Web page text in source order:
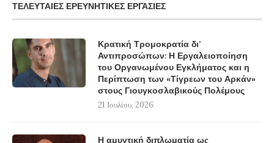
ΤΕΛΕΥΤΑΊΕΣ ΕΡΕΥΝΗΤΙΚΈΣ ΕΡΓΑΣΊΕΣ
Κρατική Τρομοκρατία δι’
Αντιπροσώπων: Η Εργαλειοποίηση
του Οργανωμένου Εγκλήματος και η
Περίπτωση των «Τίγρεων του Αρκάν»
στους Γιουγκοσλαβικούς Πολέμους
21 Ιουλίου, 2026
Η αμυντική διπλωματία ως